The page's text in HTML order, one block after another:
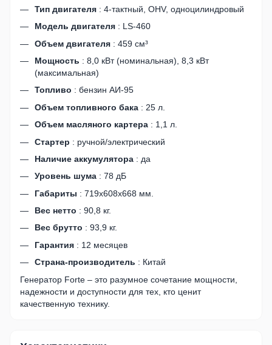
Тип двигателя : 4-тактный, OHV, одноцилиндровый
Модель двигателя : LS-460
Объем двигателя : 459 см³
Мощность : 8,0 кВт (номинальная), 8,3 кВт
(максимальная)
Топливо : бензин АИ-95
Объем топливного бака : 25 л.
Объем масляного картера : 1,1 л.
Стартер : ручной/электрический
Наличие аккумулятора : да
Уровень шума : 78 дБ
Габариты : 719х608х668 мм.
Вес нетто : 90,8 кг.
Вес брутто : 93,9 кг.
Гарантия : 12 месяцев
Страна-производитель : Китай
Генератор Forte – это разумное сочетание мощности,
надежности и доступности для тех, кто ценит
качественную технику.